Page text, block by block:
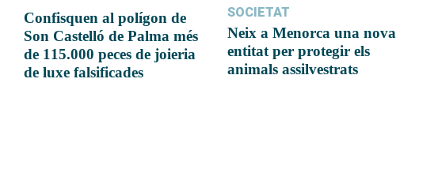
Confisquen al polígon de
Son Castelló de Palma més
de 115.000 peces de joieria
de luxe falsificades
SOCIETAT
Neix a Menorca una nova
entitat per protegir els
animals assilvestrats